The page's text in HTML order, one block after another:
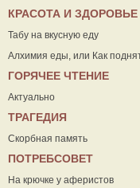
КРАСОТА И ЗДОРОВЬЕ
Табу на вкусную еду
Алхимия еды, или Как
ГОРЯЧЕЕ ЧТЕНИЕ
Актуально
ТРАГЕДИЯ
Скорбная память
ПОТРЕБСОВЕТ
На крючке у аферистов